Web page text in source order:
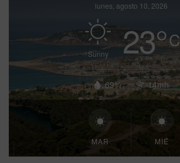
lunes, agosto 10, 2026
Sunny 23°C
69% 14mh
MAR MIÉ